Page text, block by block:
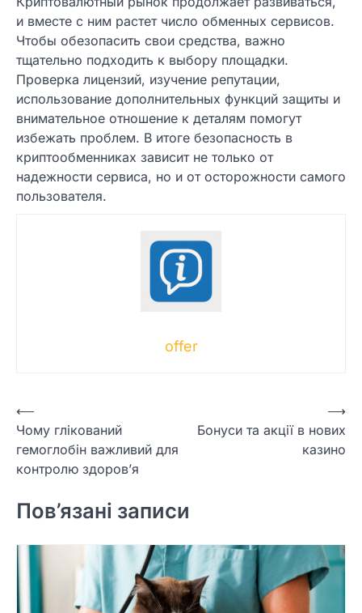
и вместе с ним растет число обменных сервисов.
Чтобы обезопасить свои средства, важно
тщательно подходить к выбору площадки.
Проверка лицензий, изучение репутации,
использование дополнительных функций защиты и
внимательное отношение к деталям помогут
избежать проблем. В итоге безопасность в
криптообменниках зависит не только от
надежности сервиса, но и от осторожности самого
пользователя.
offer
Навігація
записів
⟵
Чому глікований
гемоглобін важливий для
контролю здоров’я
Бонуси та акції в нових
казино
⟶
Пов’язані записи